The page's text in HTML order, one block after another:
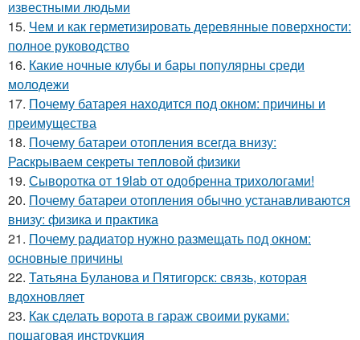
известными людьми
15. Чем и как герметизировать деревянные поверхности:
полное руководство
16. Какие ночные клубы и бары популярны среди
молодежи
17. Почему батарея находится под окном: причины и
преимущества
18. Почему батареи отопления всегда внизу:
Раскрываем секреты тепловой физики
19. Сыворотка от 19lab от одобренна трихологами!
20. Почему батареи отопления обычно устанавливаются
внизу: физика и практика
21. Почему радиатор нужно размещать под окном:
основные причины
22. Татьяна Буланова и Пятигорск: связь, которая
вдохновляет
23. Как сделать ворота в гараж своими руками:
пошаговая инструкция